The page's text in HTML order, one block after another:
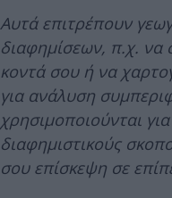
Αυτά επιτρέπουν
διαφημίσεων, π.χ. να
κοντά σου ή να
για ανάλυση
χρησιμοποιούνται
διαφημιστικούς
σου επίσκεψη σε